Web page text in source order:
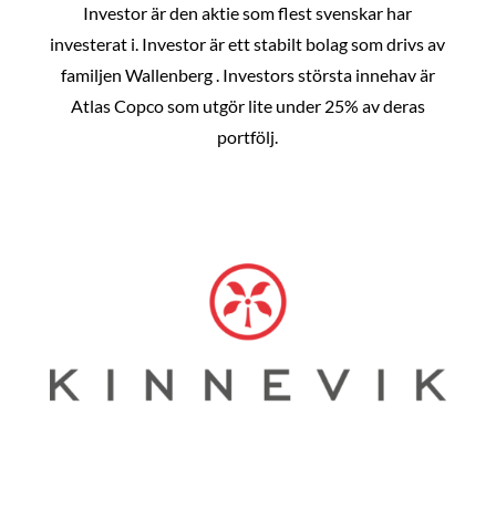
Investor är den aktie som flest svenskar har
investerat i. Investor är ett stabilt bolag som drivs av
familjen Wallenberg . Investors största innehav är
Atlas Copco som utgör lite under 25% av deras
portfölj.